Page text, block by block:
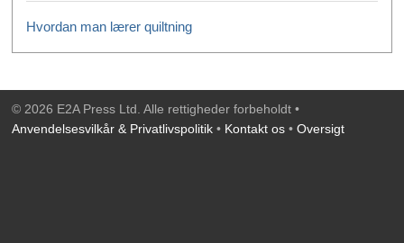
Hvordan man lærer quiltning
© 2026 E2A Press Ltd. Alle rettigheder forbeholdt •
Anvendelsesvilkår & Privatlivspolitik • Kontakt os • Oversigt